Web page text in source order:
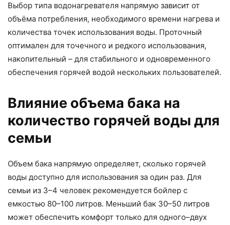
Выбор типа водонагревателя напрямую зависит от
объёма потребления, необходимого времени нагрева и
количества точек использования воды. Проточный
оптимален для точечного и редкого использования,
накопительный – для стабильного и одновременного
обеспечения горячей водой нескольких пользователей.
Влияние объема бака на
количество горячей воды для
семьи
Объем бака напрямую определяет, сколько горячей
воды доступно для использования за один раз. Для
семьи из 3–4 человек рекомендуется бойлер с
емкостью 80–100 литров. Меньший бак 30–50 литров
может обеспечить комфорт только для одного–двух